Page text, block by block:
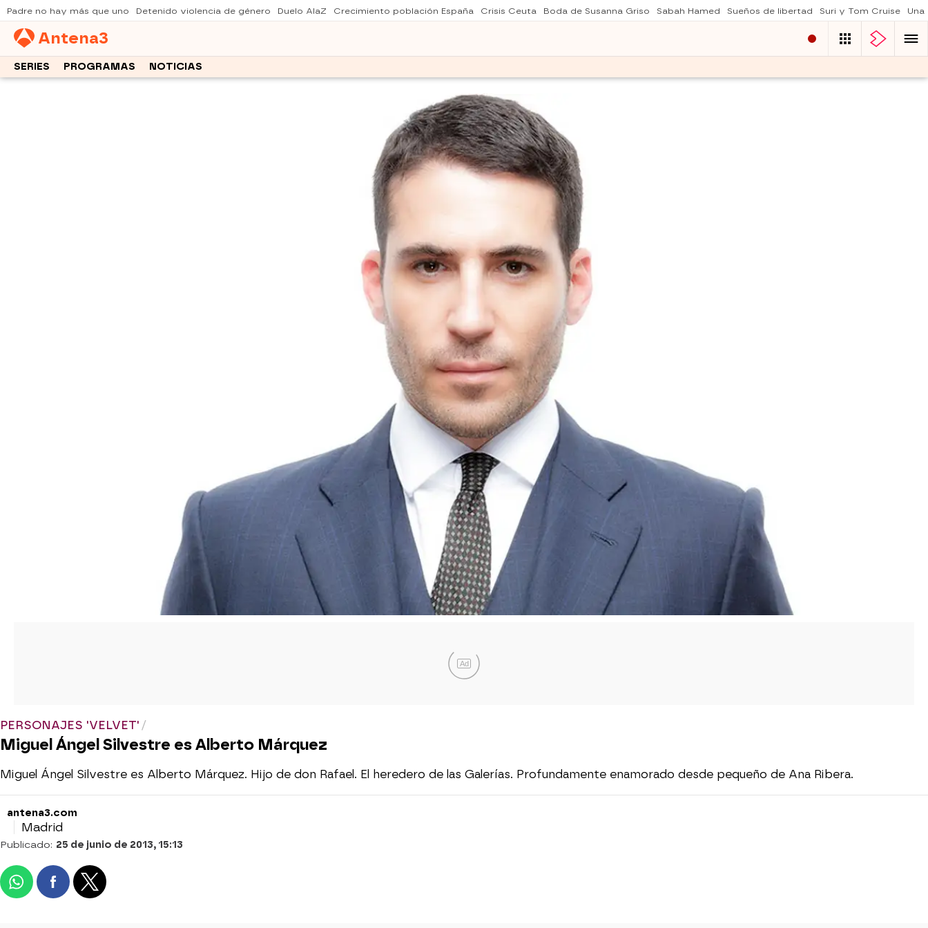
Padre no hay más que uno Detenido violencia de género Duelo AlaZ Crecimiento población España Crisis Ceuta Boda de Susanna Griso Sabah Hamed Sueños de libertad Suri y Tom Cruise
Antena3
SERIES PROGRAMAS NOTICIAS
Ad
PERSONAJES 'VELVET'
Miguel Ángel Silvestre es Alberto Márquez
Miguel Ángel Silvestre es Alberto Márquez. Hijo de don Rafael. El heredero de las Galerías. Profundamente enamorado desde pequeño de Ana Ribera.
antena3.com
Madrid
Publicado: 25 de junio de 2013, 15:13